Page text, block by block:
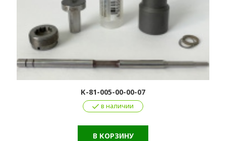
К-81-005-00-00-07
в наличии
В КОРЗИНУ